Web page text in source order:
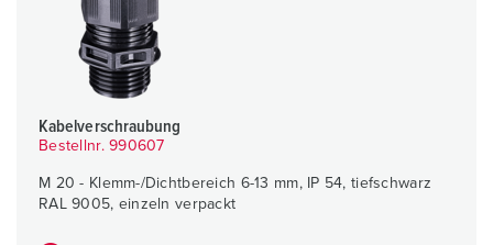
Kabelverschraubung
Bestellnr. 990607
M 20 - Klemm-/Dichtbereich 6-13 mm, IP 54, tiefschwarz
RAL 9005, einzeln verpackt